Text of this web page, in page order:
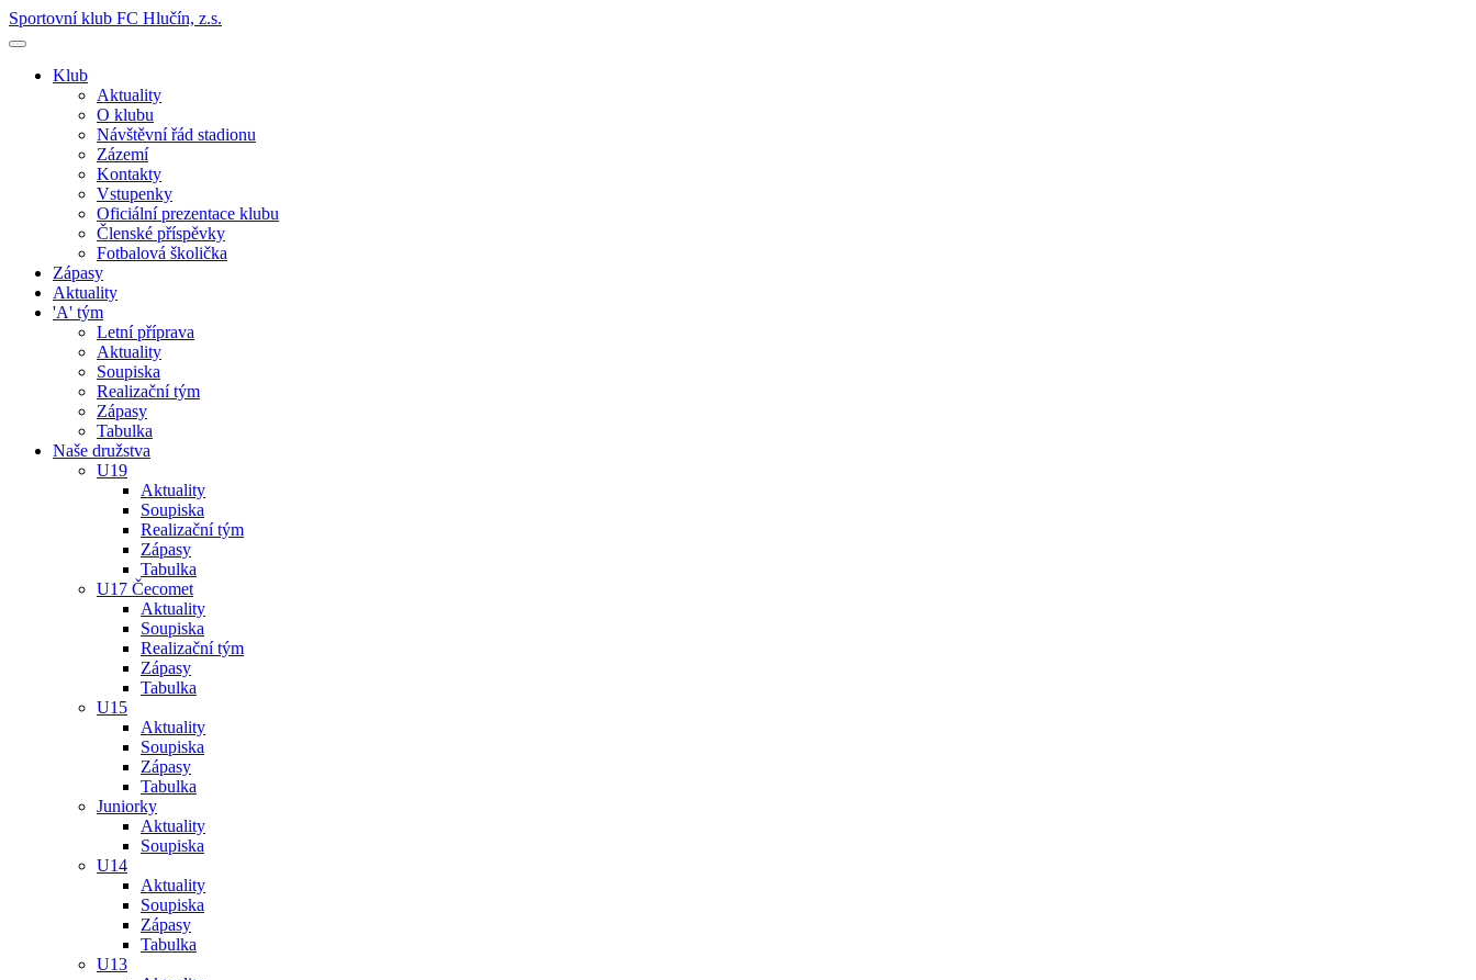
Sportovní klub FC Hlučín, z.s.
Klub
Aktuality
O klubu
Návštěvní řád stadionu
Zázemí
Kontakty
Vstupenky
Oficiální prezentace klubu
Členské příspěvky
Fotbalová školička
Zápasy
Aktuality
'A' tým
Letní příprava
Aktuality
Soupiska
Realizační tým
Zápasy
Tabulka
Naše družstva
U19
Aktuality
Soupiska
Realizační tým
Zápasy
Tabulka
U17 Čecomet
Aktuality
Soupiska
Realizační tým
Zápasy
Tabulka
U15
Aktuality
Soupiska
Zápasy
Tabulka
Juniorky
Aktuality
Soupiska
U14
Aktuality
Soupiska
Zápasy
Tabulka
U13